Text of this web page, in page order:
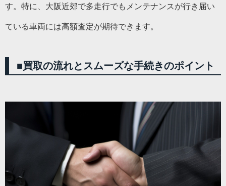
す。特に、大阪近郊で多走行でもメンテナンスが行き届い
ている車両には高額査定が期待できます。
■買取の流れとスムーズな手続きのポイント